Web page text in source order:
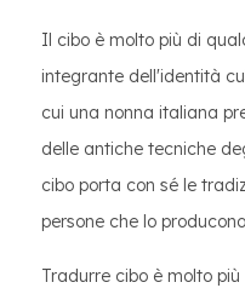
Il cibo è molto più di
integrante dell'identità
cui una nonna italiana
delle antiche tecniche
cibo porta con sé le
persone che lo
Tradurre cibo è molto